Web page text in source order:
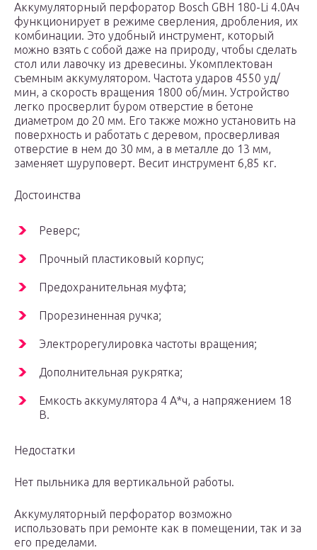
Аккумуляторный перфоратор Bosch GBH 180-Li 4.0Ач
функционирует в режиме сверления, дробления, их
комбинации. Это удобный инструмент, который
можно взять с собой даже на природу, чтобы сделать
стол или лавочку из древесины. Укомплектован
съемным аккумулятором. Частота ударов 4550 уд/
мин, а скорость вращения 1800 об/мин. Устройство
легко просверлит буром отверстие в бетоне
диаметром до 20 мм. Его также можно установить на
поверхность и работать с деревом, просверливая
отверстие в нем до 30 мм, а в металле до 13 мм,
заменяет шуруповерт. Весит инструмент 6,85 кг.
Достоинства
Реверс;
Прочный пластиковый корпус;
Предохранительная муфта;
Прорезиненная ручка;
Электрорегулировка частоты вращения;
Дополнительная рукрятка;
Емкость аккумулятора 4 А*ч, а напряжением 18
В.
Недостатки
Нет пыльника для вертикальной работы.
Аккумуляторный перфоратор возможно
использовать при ремонте как в помещении, так и за
его пределами.